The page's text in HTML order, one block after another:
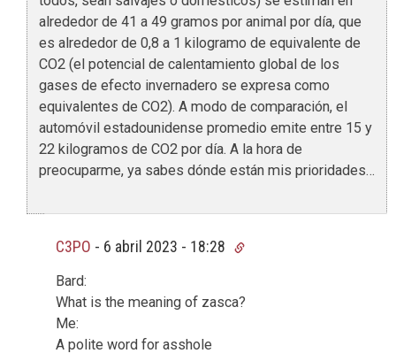
alrededor de 41 a 49 gramos por animal por día, que
es alrededor de 0,8 a 1 kilogramo de equivalente de
CO2 (el potencial de calentamiento global de los
gases de efecto invernadero se expresa como
equivalentes de CO2). A modo de comparación, el
automóvil estadounidense promedio emite entre 15 y
22 kilogramos de CO2 por día. A la hora de
preocuparme, ya sabes dónde están mis prioridades…
C3PO - 6 abril 2023 - 18:28
Bard:
What is the meaning of zasca?
Me:
A polite word for asshole